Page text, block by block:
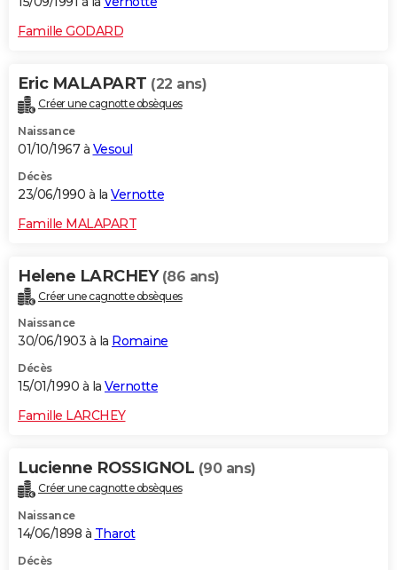
Famille GODARD
Eric MALAPART (22 ans)
Créer une cagnotte obsèques
Naissance
01/10/1967 à Vesoul
Décès
23/06/1990 à la Vernotte
Famille MALAPART
Helene LARCHEY (86 ans)
Créer une cagnotte obsèques
Naissance
30/06/1903 à la Romaine
Décès
15/01/1990 à la Vernotte
Famille LARCHEY
Lucienne ROSSIGNOL (90 ans)
Créer une cagnotte obsèques
Naissance
14/06/1898 à Tharot
Décès